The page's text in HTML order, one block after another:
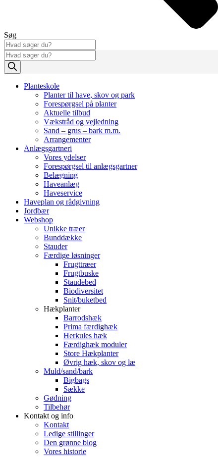
Søg
Products
search
Planteskole
Planter til have, skov og park
Forespørgsel på planter
Aktuelle tilbud
Vækstråd og vejledning
Sand – grus – bark m.m.
Arrangementer
Anlægsgartneri
Vores ydelser
Forespørgsel til anlægsgartner
Belægning
Haveanlæg
Haveservice
Haveplan og rådgivning
Jordbær
Webshop
Unikke træer
Bunddække
Stauder
Færdige løsninger
Frugttræer
Frugtbuske
Staudebed
Biodiversitet
Snit/buketbed
Hækplanter
Barrodshæk
Prima færdighæk
Herkules hæk
Færdighæk moduler
Store Hækplanter
Øvrig hæk, skov og læ
Muld/sand/bark
Bigbags
Sække
Gødning
Tilbehør
Kontakt og info
Kontakt
Ledige stillinger
Den grønne blog
Vores historie